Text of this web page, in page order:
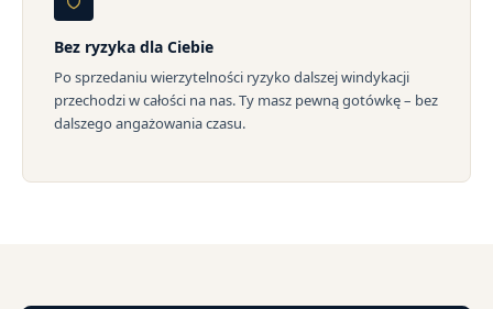
Bez ryzyka dla Ciebie
Po sprzedaniu wierzytelności ryzyko dalszej windykacji
przechodzi w całości na nas. Ty masz pewną gotówkę – bez
dalszego angażowania czasu.